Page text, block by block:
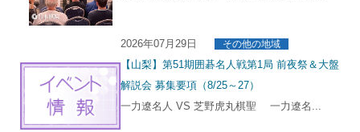
2026年07月29日 その他の地域
【山梨】第51期囲碁名人戦第1局 前夜祭＆大盤
解説会 募集要項（8/25～27）
一力遼名人 VS 芝野虎丸棋聖 一力遼名...